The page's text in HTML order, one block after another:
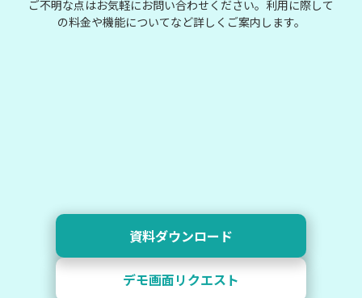
ご不明な点はお気軽にお問い合わせください。利用に際して
の料金や機能についてなど詳しくご案内します。
デモ画面リクエスト
資料ダウンロード